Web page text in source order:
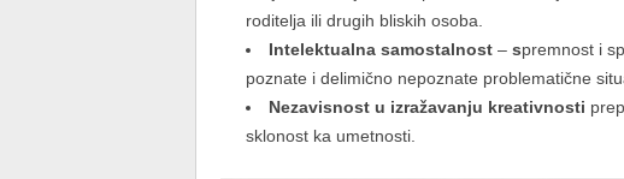
roditelja ili drugih bliskih osoba.
Intelektualna samostalnost –spremnost i
poznate i delimično nepoznate problematične
Nezavisnost u izražavanju kreativnosti
sklonost ka umetnosti.